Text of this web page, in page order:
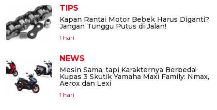
TIPS
Kapan Rantai Motor Bebek Harus Diganti?
Jangan Tunggu Putus di Jalan!
1 hari
NEWS
Mesin Sama, tapi Karakternya Berbeda!
Kupas 3 Skutik Yamaha Maxi Family: Nmax,
Aerox dan Lexi
1 hari